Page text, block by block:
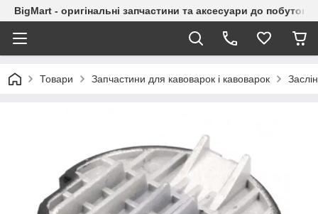
BigMart - оригінальні запчастини та аксесуари до побутової
Товари Запчастини для кавоварок і кавоварок